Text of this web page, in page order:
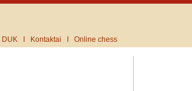
DUK Kontaktai Online chess